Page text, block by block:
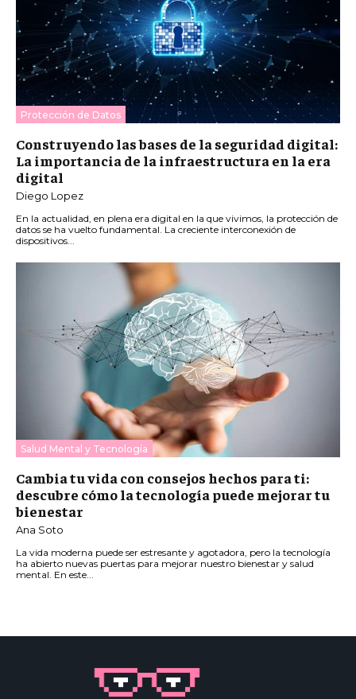
Protección de Datos
Construyendo las bases de la seguridad digital:
La importancia de la infraestructura en la era
digital
Diego Lopez
En la actualidad, en plena era digital en la que vivimos, la protección de
datos se ha vuelto fundamental. La creciente interconexión de
dispositivos...
Salud Mental y Tecnología
Cambia tu vida con consejos hechos para ti:
descubre cómo la tecnología puede mejorar tu
bienestar
Ana Soto
La vida moderna puede ser estresante y agotadora, pero la tecnología
ha abierto nuevas puertas para mejorar nuestro bienestar y salud
mental. En este...